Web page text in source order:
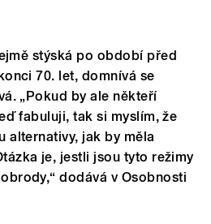
stýská po období před
70. let, domnívá se
„Pokud by ale někteří
fabuluji, tak si myslím, že
alternativy, jak by měla
je, jestli jsou tyto režimy
dodává v Osobnosti